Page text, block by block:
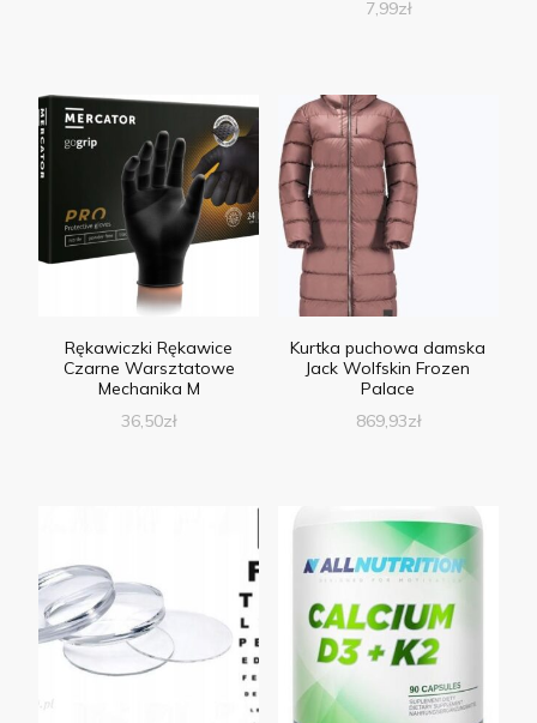
7,99zł
Rękawiczki Rękawice
Czarne Warsztatowe
Mechanika M
36,50zł
Kurtka puchowa damska
Jack Wolfskin Frozen
Palace
869,93zł